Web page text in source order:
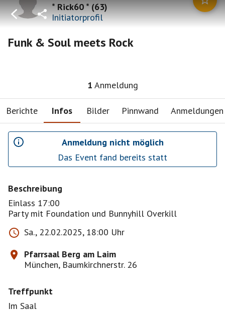
* Rick60 *(63)
Initiatorprofil
Funk & Soul meets Rock
1 Anmeldung
Berichte Infos Bilder Pinnwand Anmeldungen
Anmeldung nicht möglich
Das Event fand bereits statt
Beschreibung
Einlass 17:00
Party mit Foundation und Bunnyhill Overkill
Sa., 22.02.2025, 18:00 Uhr
Pfarrsaal Berg am Laim
München, Baumkirchnerstr. 26
Treffpunkt
Im Saal